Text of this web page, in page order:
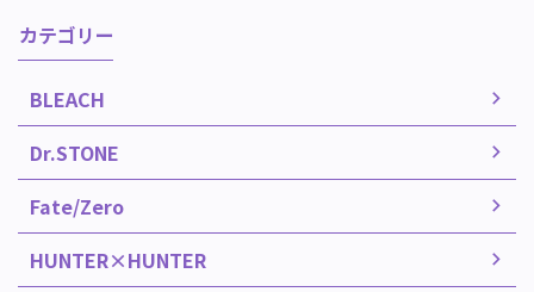
カテゴリー
BLEACH
Dr.STONE
Fate/Zero
HUNTER×HUNTER